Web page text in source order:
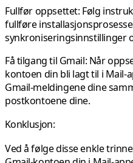
Fullfør oppsettet: Følg
fullføre
synkroniseringsinnstillinger
Få tilgang til Gmail: Når
kontoen din bli lagt til i Mail-
Gmail-meldingene dine
postkontoene dine.
Konklusjon:
Ved å følge disse enkle